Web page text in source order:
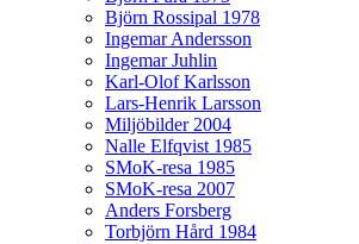
Björn Rossipal 1978
Ingemar Andersson
Ingemar Juhlin
Karl-Olof Karlsson
Lars-Henrik Larsson
Miljöbilder 2004
Nalle Elfqvist 1985
SMoK-resa 1985
SMoK-resa 2007
Anders Forsberg
Torbjörn Hård 1984